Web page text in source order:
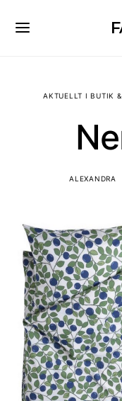
AKTUELLT I BUTIK
ALEXANDRA